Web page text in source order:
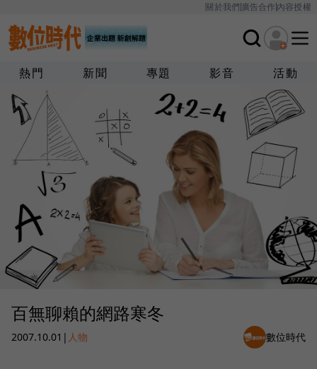
關於我們廣告合作內容授權
熱門 新聞 專題 影音 活動
百無聊賴的網路寒冬
2007.10.01 | 人物 數位時代